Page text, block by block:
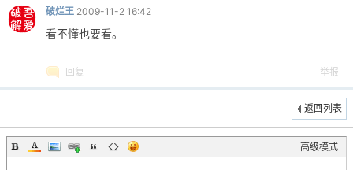
破烂王 2009-11-2 16:42
看不懂也要看。
回复 举报
返回列表
高级模式